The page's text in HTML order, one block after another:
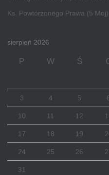
Ks. Powtórzonego Prawa (5
sierpień 2026
P W Ś
3 4 5
10 11 12
17 18 19
24 25 26
31